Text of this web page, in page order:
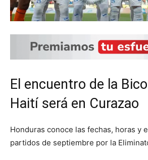
El encuentro de la
Haití será en Curazao
Honduras conoce las fechas, horas y
partidos de septiembre por la